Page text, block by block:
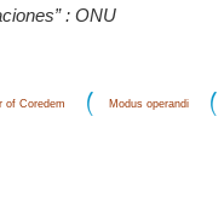
: ONU
of Coredem Modus operandi